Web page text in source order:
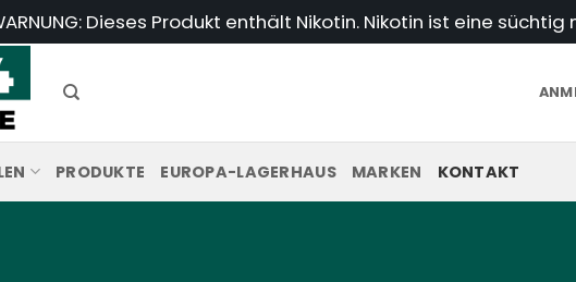
Dieses Produkt enthält Nikotin. Nikotin ist eine
PRODUKTE EUROPA-LAGERHAUS MARKEN KONTAKT